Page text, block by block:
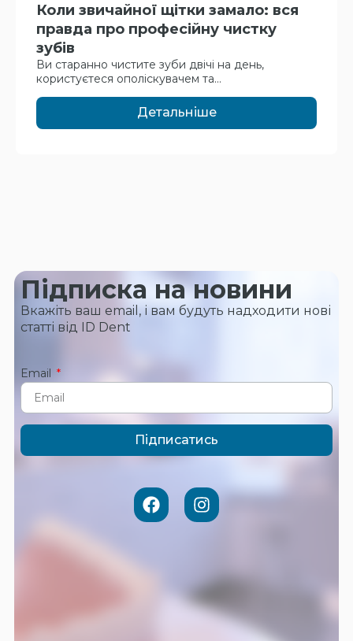
Коли звичайної щітки замало: вся
правда про професійну чистку
зубів
Ви старанно чистите зуби двічі на день,
користуєтеся ополіскувачем та...
Детальніше
Підписка на новини
Вкажіть ваш email, і вам будуть надходити нові
статті від ID Dent
Email
Підписатись